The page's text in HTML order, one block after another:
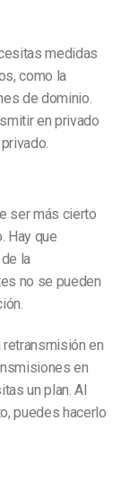
medidas
como la
de dominio.
en privado
ser más cierto
Hay que
la
no se pueden
en
en
un plan. Al
puedes hacerlo